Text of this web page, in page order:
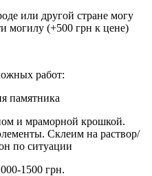
или другой стране могу
могилу (+500 грн к цене)
работ:
памятника
и мраморной крошкой.
Склеим на раствор/
по ситуации
1500 грн.